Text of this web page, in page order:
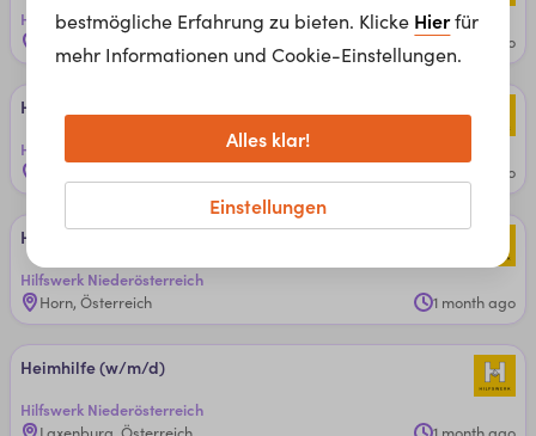
Hilfswerk Niederösterreich
1 month ago
Heim­hil­fe (w/m/d)
Hilfswerk Niederösterreich
1 month ago
Heim­hil­fe (w/m/d)
Hilfswerk Niederösterreich
Horn, Österreich 1 month ago
Heim­hil­fe (w/m/d)
Hilfswerk Niederösterreich
Laxenburg, Österreich 1 month ago
bestmögliche Erfahrung zu bieten. Klicke Hierfür
mehr Informationen und Cookie-Einstellungen.
Einstellungen
Alles klar!